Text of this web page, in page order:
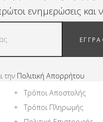
ενημερώσεις και
την Πολιτική Απορρήτου
Τρόποι Αποστολής
Τρόποι Πληρωμής